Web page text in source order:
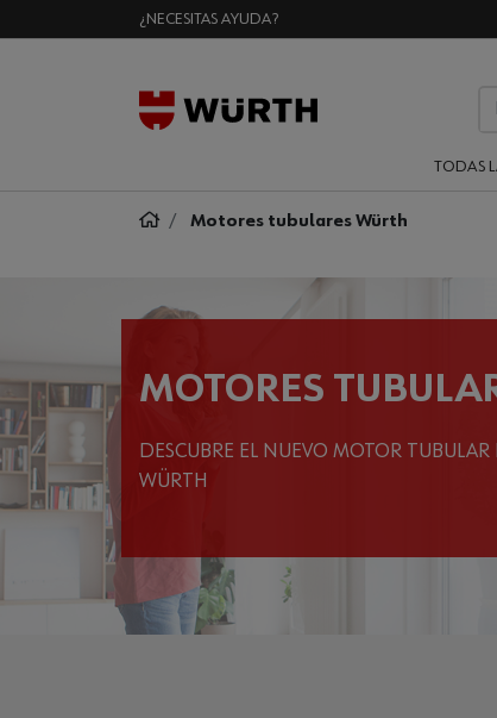
¿NECESITAS AYUDA?
TODAS
Motores tubulares Würth
MOTORES
DESCUBRE EL NUEVO MOTOR TUBULAR
WÜRTH